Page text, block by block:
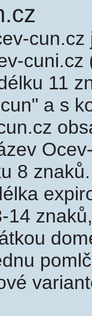
11
a s
8
14